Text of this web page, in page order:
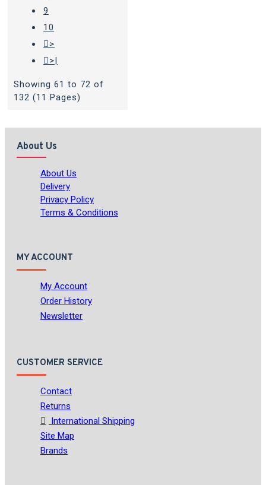
9
10
>
>|
Showing 61 to 72 of
132 (11 Pages)
About Us
About Us
Delivery
Privacy Policy
Terms & Conditions
MY ACCOUNT
My Account
Order History
Newsletter
CUSTOMER SERVICE
Contact
Returns
International Shipping
Site Map
Brands